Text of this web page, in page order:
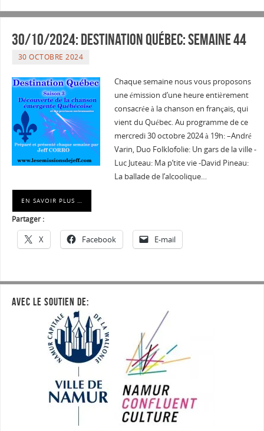
30/10/2024: Destination Québec: semaine 44
30 OCTOBRE 2024
Chaque semaine nous vous proposons
une émission d’une heure entièrement
consacrée à la chanson en français, qui
vient du Québec. Au programme de ce
mercredi 30 octobre 2024 à 19h: –André
Varin, Duo Folklofolie: Un gars de la ville -
Luc Juteau: Ma p’tite vie -David Pineau:
La ballade de l’alcoolique…
EN SAVOIR PLUS …
Partager :
X Facebook E-mail
AVEC LE SOUTIEN DE: